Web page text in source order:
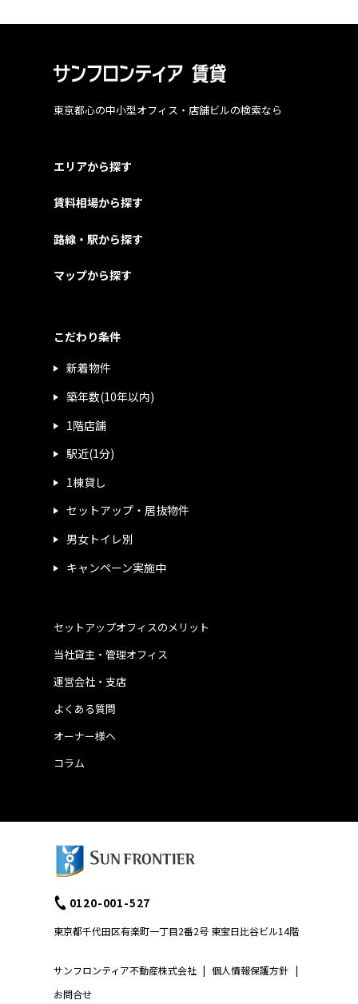
東京都心の中小型オフィス・店舗ビルの検索なら
エリアから探す
賃料相場から探す
路線・駅から探す
マップから探す
こだわり条件
新着物件
築年数(10年以内)
1階店舗
駅近(1分)
1棟貸し
セットアップ・居抜物件
男女トイレ別
キャンペーン実施中
運営会社・支店
よくある質問
当社貸主・管理オフィス
オーナー様へ
コラム
セットアップオフィスのメリット
サンフロンティア不動産株式会社 | 個人情報保護方針 |
お問合せ
0120-001-527
東京都千代田区有楽町一丁目2番2号 東宝日比谷ビル14階